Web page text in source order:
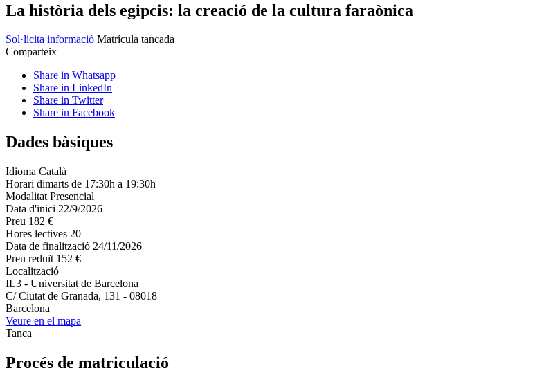
La història dels egipcis: la creació de la cultura faraònica
Sol·licita informació Matrícula tancada
Comparteix
Share in Whatsapp
Share in LinkedIn
Share in Twitter
Share in Facebook
Dades bàsiques
Idioma Català
Horari dimarts de 17:30h a 19:30h
Modalitat Presencial
Data d'inici 22/9/2026
Preu 182 €
Hores lectives 20
Data de finalització 24/11/2026
Preu reduït 152 €
Localització
IL3 - Universitat de Barcelona
C/ Ciutat de Granada, 131 - 08018
Barcelona
Veure en el mapa
Tanca
Procés de matriculació